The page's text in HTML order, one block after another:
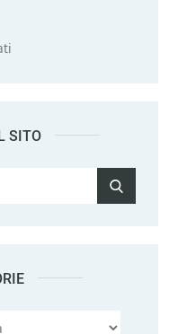
SITO